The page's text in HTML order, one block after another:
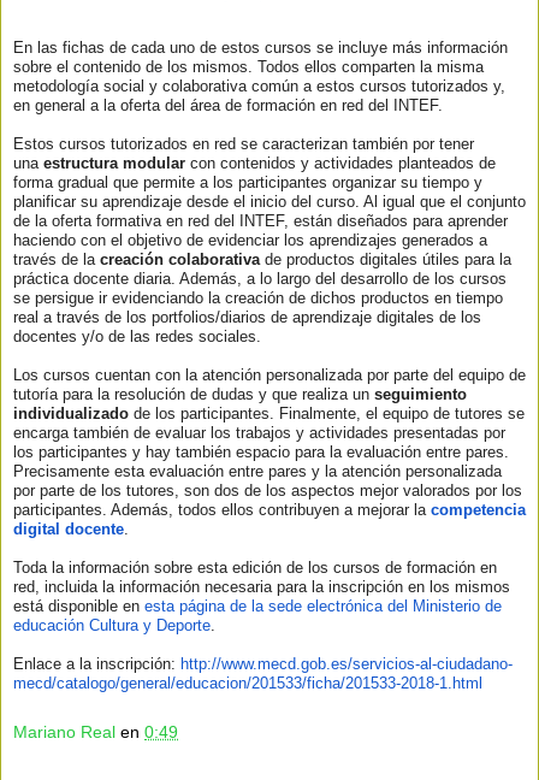
En las fichas de cada uno de estos cursos se incluye más información
sobre el contenido de los mismos. Todos ellos comparten la misma
metodología social y colaborativa común a estos cursos tutorizados y,
en general a la oferta del área de formación en red del INTEF.
Estos cursos tutorizados en red se caracterizan también por tener
una estructura modular con contenidos y actividades planteados de
forma gradual que permite a los participantes organizar su tiempo y
planificar su aprendizaje desde el inicio del curso. Al igual que el conjunto
de la oferta formativa en red del INTEF, están diseñados para aprender
haciendo con el objetivo de evidenciar los aprendizajes generados a
través de la creación colaborativa de productos digitales útiles para la
práctica docente diaria. Además, a lo largo del desarrollo de los cursos
se persigue ir evidenciando la creación de dichos productos en tiempo
real a través de los portfolios/diarios de aprendizaje digitales de los
docentes y/o de las redes sociales.
Los cursos cuentan con la atención personalizada por parte del equipo de
tutoría para la resolución de dudas y que realiza un seguimiento
individualizado de los participantes. Finalmente, el equipo de tutores se
encarga también de evaluar los trabajos y actividades presentadas por
los participantes y hay también espacio para la evaluación entre pares.
Precisamente esta evaluación entre pares y la atención personalizada
por parte de los tutores, son dos de los aspectos mejor valorados por los
participantes. Además, todos ellos contribuyen a mejorar la competencia
digital docente
Toda la información sobre esta edición de los cursos de formación en
red, incluida la información necesaria para la inscripción en los mismos
está disponible en esta página de la sede electrónica del Ministerio de
educación Cultura y Deporte
Enlace a la inscripción: http://www.mecd.gob.es/servicios-al-ciudadano-
mecd/catalogo/general/educacion/201533/ficha/201533-2018-1. html
Mariano Real en 0:49